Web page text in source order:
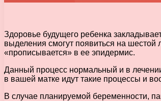
Здоровье будущего ребенка
выделения смогут появиться на шестой
«прописывается» в ее эпидермис.
Данный процесс нормальный и в
в вашей матке идут такие процессы и
В случае планируемой беременности,